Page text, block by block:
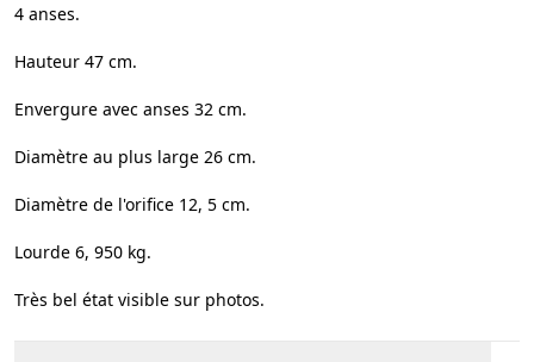
4 anses.
Hauteur 47 cm.
Envergure avec anses 32 cm.
Diamètre au plus large 26 cm.
Diamètre de l'orifice 12, 5 cm.
Lourde 6, 950 kg.
Très bel état visible sur photos.